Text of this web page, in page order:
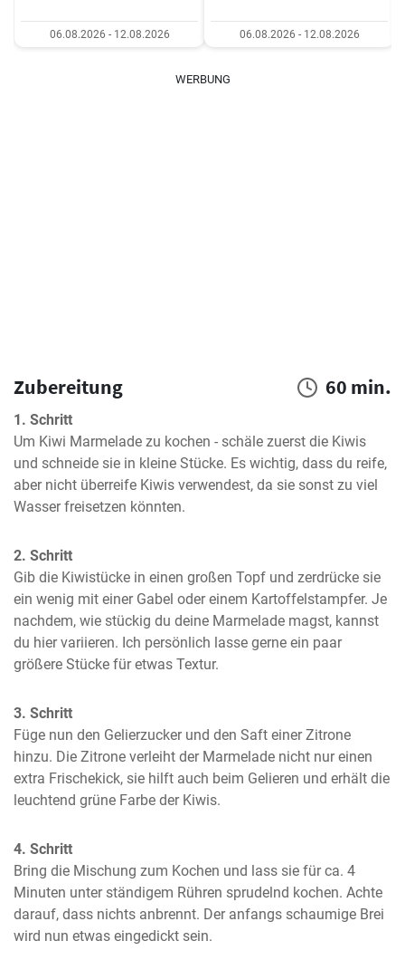
06.08.2026 - 12.08.2026 06.08.2026 - 12.08.2026
WERBUNG
Zubereitung 60 min.
1. Schritt
Um Kiwi Marmelade zu kochen - schäle zuerst die Kiwis
und schneide sie in kleine Stücke. Es wichtig, dass du reife,
aber nicht überreife Kiwis verwendest, da sie sonst zu viel
Wasser freisetzen könnten.
2. Schritt
Gib die Kiwistücke in einen großen Topf und zerdrücke sie
ein wenig mit einer Gabel oder einem Kartoffelstampfer. Je
nachdem, wie stückig du deine Marmelade magst, kannst
du hier variieren. Ich persönlich lasse gerne ein paar
größere Stücke für etwas Textur.
3. Schritt
Füge nun den Gelierzucker und den Saft einer Zitrone
hinzu. Die Zitrone verleiht der Marmelade nicht nur einen
extra Frischekick, sie hilft auch beim Gelieren und erhält die
leuchtend grüne Farbe der Kiwis.
4. Schritt
Bring die Mischung zum Kochen und lass sie für ca. 4
Minuten unter ständigem Rühren sprudelnd kochen. Achte
darauf, dass nichts anbrennt. Der anfangs schaumige Brei
wird nun etwas eingedickt sein.